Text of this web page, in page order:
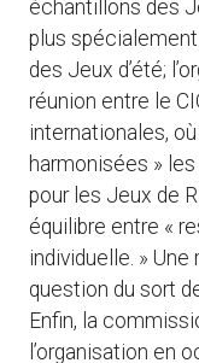
échantillons des
plus
des Jeux d’été;
réunion entre le
internationales,
harmonisées »
pour les Jeux de
équilibre entre «
individuelle. »
question du sort
Enfin, la
l’organisation en